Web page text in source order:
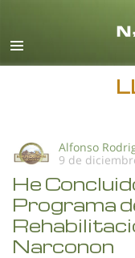
Alfonso
9 de
He
Programa
Narconon